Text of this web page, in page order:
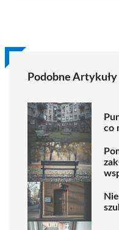
Podobne Artykuły
co